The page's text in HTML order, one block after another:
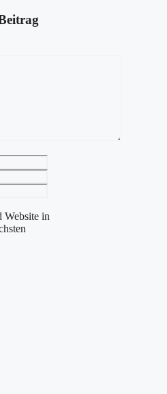
Mail-
Adresse
Website in